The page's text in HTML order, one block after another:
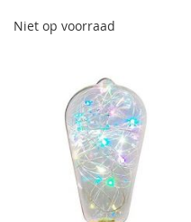
Niet op voorraad